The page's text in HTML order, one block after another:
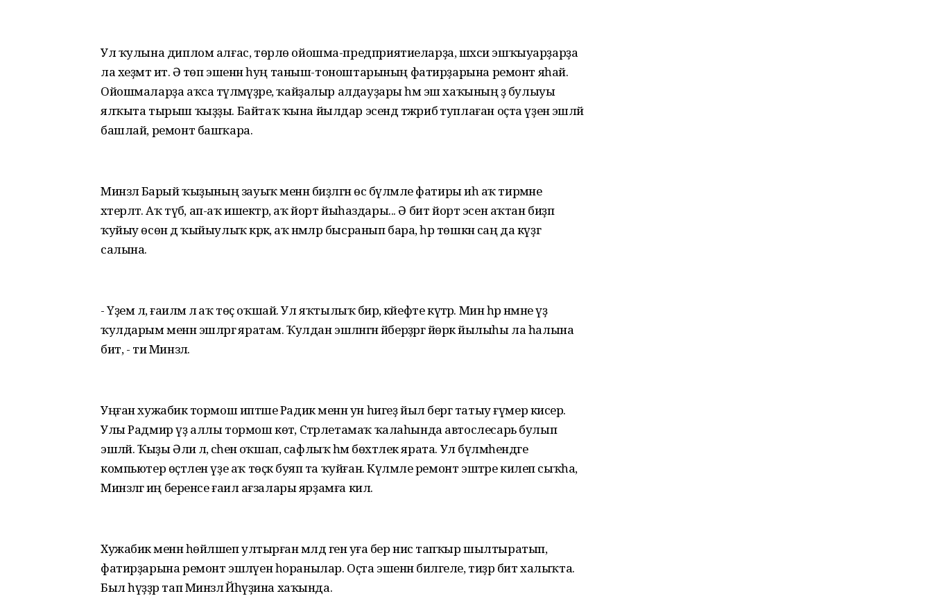
Ул ҡулына диплом алғас, төрлө ойошма-предприятиеларҙа, шәхси эшҡыуарҙарҙа
ла хеҙмәт итә. Ә төп эшенән һуң таныш-тоноштарының фатирҙарына ремонт яһай.
Ойошмаларҙа аҡса түләмәүҙәре, ҡайҙалыр алдауҙары һәм эш хаҡының әҙ булыуы
ялҡыта тырыш ҡыҙҙы. Байтаҡ ҡына йылдар эсендә тәжрибә туплаған оҫта үҙенә эшләй
башлай, ремонт башҡара.
Минзәлә Барый ҡыҙының зауыҡ менән биҙәлгән өс бүлмәле фатиры иһә аҡ тирмәне
хәтерләтә. Аҡ түбә, ап-аҡ ишектәр, аҡ йорт йыһаздары... Ә бит йорт эсен аҡтан биҙәп
ҡуйыу өсөн дә ҡыйыулыҡ кәрәк, аҡ нәмәләр бысранып бара, һәр төшкән саң да күҙгә
салына.
- Үҙемә лә, ғаиләмә лә аҡ төҫ оҡшай. Ул яҡтылыҡ бирә, кәйефте күтәрә. Мин һәр нәмәне үҙ
ҡулдарым менән эшләргә яратам. Ҡулдан эшләнгән әйберҙәргә йөрәк йылыһы ла һалына
бит, - ти Минзәлә.
Уңған хужабикә тормош иптәше Радик менән ун һигеҙ йыл бергә татыу ғүмер кисерә.
Улы Радмир үҙ аллы тормош көтә, Стәрлетамаҡ ҡалаһында автослесарь булып
эшләй. Ҡыҙы Әлиә лә, әсәһенә оҡшап, сафлыҡ һәм бөхтәлек ярата. Ул бүлмәһендәге
компьютер өҫтәлен үҙе аҡ төҫкә буяп та ҡуйған. Күләмле ремонт эштәре килеп сыҡһа,
Минзәләгә иң беренсе ғаилә ағзалары ярҙамға килә.
Хужабикә менән һөйләшеп ултырған мәлдә генә уға бер нисә тапҡыр шылтыратып,
фатирҙарына ремонт эшләүен һоранылар. Оҫта эшенән билгеле, тиҙәр бит халыҡта.
Был һүҙҙәр тап Минзәлә Йәһүҙина хаҡында.